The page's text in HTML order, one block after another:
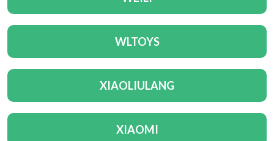
WLTOYS
XIAOLIULANG
XIAOMI